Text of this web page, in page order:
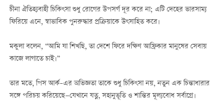
চীনা ঐতিহ্যবাহী চিকিৎসা শুধু রোগের উপসর্গ দূর করে না; এটি দেহের ভারসাম্য
ফিরিয়ে এনে, স্বাভাবিক পুনরুদ্ধার প্রক্রিয়াকে উৎসাহিত করে।
মকুলা বলেন, “আমি যা শিখছি, তা দেশে ফিরে দক্ষিণ আফ্রিকার মানুষের সেবায়
কাজে লাগাতে চাই।”
তার মতে, পিস আর্ক–এর অভিজ্ঞতা তাকে শুধু চিকিৎসা নয়, নতুন এক চিন্তাধারার
সঙ্গে পরিচয় করিয়েছে—যেখানে যত্ন, সহানুভূতি ও শান্তির মূল্যবোধ সর্বাগ্রে।